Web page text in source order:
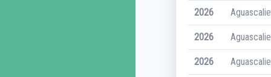
2026
2026
2026